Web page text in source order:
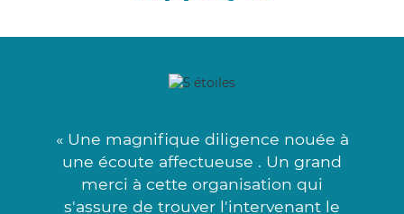
« Une magnifique diligence nouée à
une écoute affectueuse . Un grand
merci à cette organisation qui
s'assure de trouver l'intervenant le